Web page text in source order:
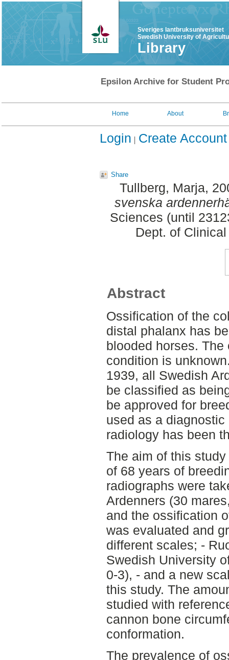
Sveriges lantbruksuniversitet
Swedish University of
Library
Epsilon Archive for Student
Home About
Login Create Account
Share
Tullberg, Marja,
svenska
Sciences (until
Dept. of
Abstract
Ossification of the
distal phalanx has
blooded horses.
condition is
1939, all Swedish
be classified as
be approved for
used as a
radiology has been
The aim of this
of 68 years of
radiographs were
Ardenners (30
and the ossification
was evaluated and
different scales; -
Swedish University
0-3), - and a new
this study. The
studied with
cannon bone
conformation.
The prevalence of